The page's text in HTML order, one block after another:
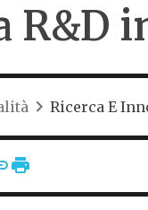
R&D
Ricerca E